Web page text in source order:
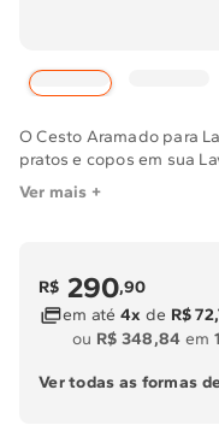
O Cesto Aramado para
pratos e copos em sua
Ver mais +
R$ 290,90
em até 4x de R$
ou R$ 348,84 em
Ver todas as formas